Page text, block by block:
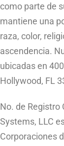
como parte de
mantiene una
raza, color,
ascendencia.
ubicadas en
Hollywood, FL
No. de Registro
Systems, LLC
Corporaciones